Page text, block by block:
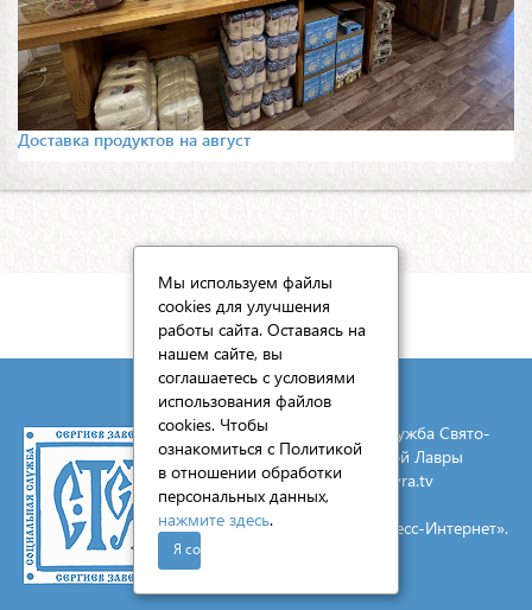
Доставка продуктов на август
КАРТА САЙТА
© 2026 Социальная служба Свято-
Троицкой Сергиевой Лавры
E-mail:mail@lavra.tv
Создание сайта - «Экспресс-Интернет».
Мы используем файлы
cookies для улучшения
работы сайта. Оставаясь на
нашем сайте, вы
соглашаетесь с условиями
использования файлов
cookies. Чтобы
ознакомиться с Политикой
в отношении обработки
персональных данных,
нажмите здесь.
Я согласен